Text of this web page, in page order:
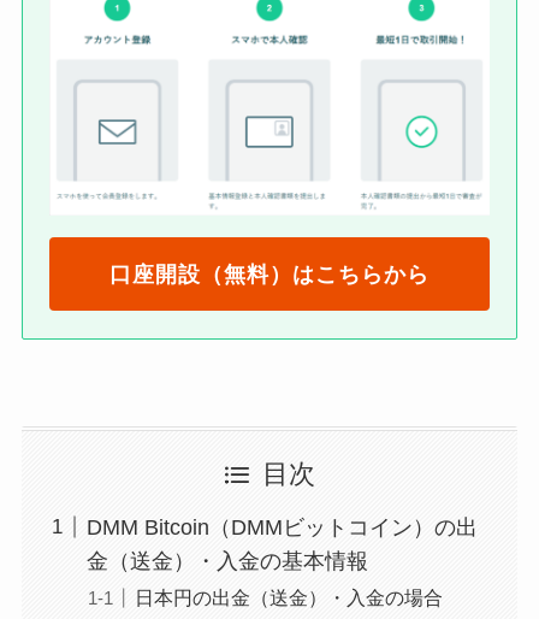
口座開設（無料）はこちらから
目次
DMM Bitcoin（DMMビットコイン）の出
金（送金）・入金の基本情報
日本円の出金（送金）・入金の場合